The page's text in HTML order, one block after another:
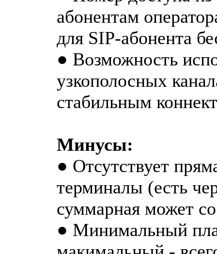
абонентам
для SIP-абонента
● Возможность
узкополосных
стабильным
Минусы:
● Отсутствует
терминалы (есть
суммарная может
● Минимальный